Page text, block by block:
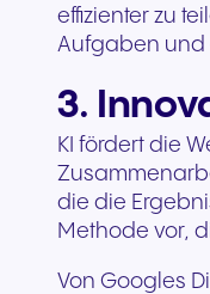
effizienter zu
Aufgaben und
3.
KI fördert die
die die
Methode vor,
Von Googles